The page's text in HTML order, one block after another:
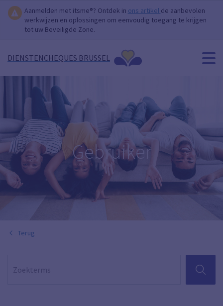
Aanmelden met itsme®? Ontdek in ons artikel de aanbevolen
werkwijzen en oplossingen om eenvoudig toegang te krijgen
tot uw Beveiligde Zone.
DIENSTENCHEQUES BRUSSEL
Gebruiker
Terug
ZOEKEN